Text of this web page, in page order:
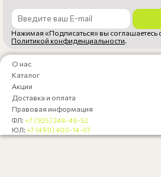
Нажимая «Подписаться» вы соглашаетесь
Политикой конфиденциальности.
О нас
Каталог
Акции
Доставка и оплата
Правовая информация
ФЛ: +7 (925) 248-48-52
ЮЛ: +7 (499) 400-14-07